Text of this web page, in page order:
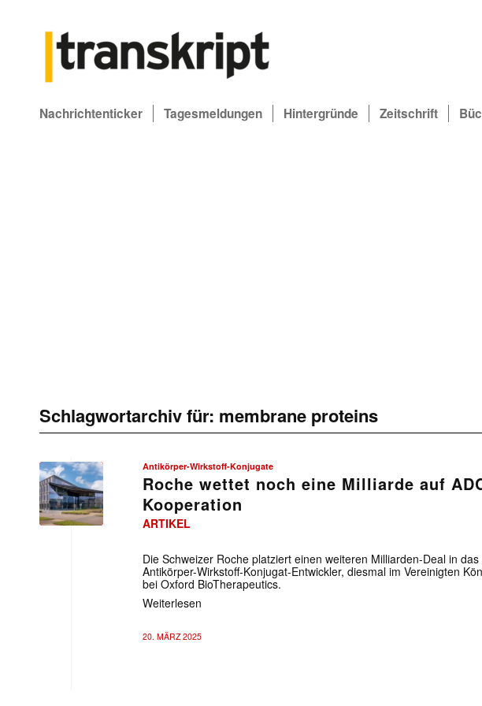
Nachrichtenticker Tagesmeldungen Hintergründe Zeitschrift
Schlagwortarchiv für: membrane proteins
Antikörper-Wirkstoff-Konjugate
Roche wettet noch eine Milliarde auf
Kooperation
ARTIKEL
Die Schweizer Roche platziert einen weiteren Milliarden-Deal in
Antikörper-Wirkstoff-Konjugat-Entwickler, diesmal im Vereinigten
bei Oxford BioTherapeutics.
Weiterlesen
20. MÄRZ 2025